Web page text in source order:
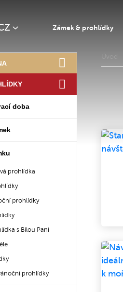
Zámek & prohlídky
Úvod
doba
prohlídka
prohlídky
s Bílou Paní
prohlídky